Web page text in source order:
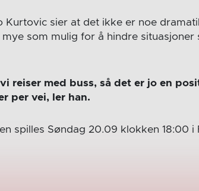
Kurtovic sier at det ikke er noe
som mulig for å hindre situasjoner
reiser med buss, så det er jo en
per vei, ler han.
spilles Søndag 20.09 klokken 18:00 i